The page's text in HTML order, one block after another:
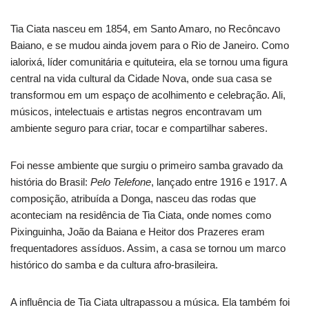
Tia Ciata nasceu em 1854, em Santo Amaro, no Recôncavo
Baiano, e se mudou ainda jovem para o Rio de Janeiro. Como
ialorixá, líder comunitária e quituteira, ela se tornou uma figura
central na vida cultural da Cidade Nova, onde sua casa se
transformou em um espaço de acolhimento e celebração. Ali,
músicos, intelectuais e artistas negros encontravam um
ambiente seguro para criar, tocar e compartilhar saberes.
Foi nesse ambiente que surgiu o primeiro samba gravado da
história do Brasil: Pelo Telefone, lançado entre 1916 e 1917. A
composição, atribuída a Donga, nasceu das rodas que
aconteciam na residência de Tia Ciata, onde nomes como
Pixinguinha, João da Baiana e Heitor dos Prazeres eram
frequentadores assíduos. Assim, a casa se tornou um marco
histórico do samba e da cultura afro-brasileira.
A influência de Tia Ciata ultrapassou a música. Ela também foi